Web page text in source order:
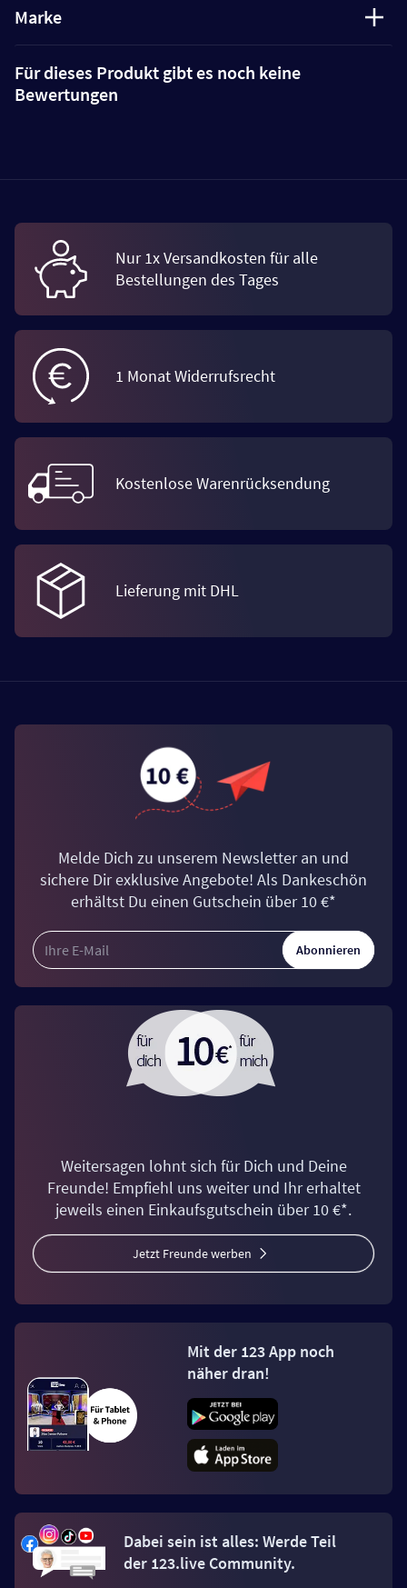
Marke
Für dieses Produkt gibt es noch keine
Bewertungen
Nur 1x Versandkosten für alle
Bestellungen des Tages
1 Monat Widerrufsrecht
Kostenlose Warenrücksendung
Lieferung mit DHL
Melde Dich zu unserem Newsletter an und
sichere Dir exklusive Angebote! Als Dankeschön
erhältst Du einen Gutschein über 10 €*
Abonnieren
Weitersagen lohnt sich für Dich und Deine
Freunde! Empfiehl uns weiter und Ihr erhaltet
jeweils einen Einkaufsgutschein über 10 €*.
Jetzt Freunde werben
Mit der 123 App noch
näher dran!
Dabei sein ist alles: Werde Teil
der 123.live Community.